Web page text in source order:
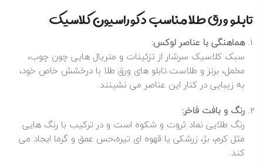
تابلو ورق طلا مناسب دکوراسیون کلاسیک
هماهنگی با عناصر لوکس:
سبک کلاسیک سرشار از تزئینات و متریال‌ هایی چون چوب،
مخمل، برنز و طلاست.تابلو های ورق طلا با درخشش خاص خود،
به زیبایی در کنار این عناصر می‌ نشینند.
رنگ و بافت فاخر:
رنگ طلایی نماد ثروت و شکوه است و در ترکیب با رنگ‌ هایی
مثل کرم، بژ، زرشکی یا قهوه‌ ای تیره،حس عمق و گرما ایجاد می‌
کند.